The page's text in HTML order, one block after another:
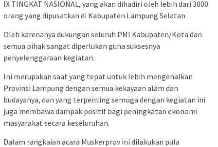
IX TINGKAT NASIONAL, yang akan dihadiri oleh lebih dari 3000
orang yang dipusatkan di Kabupaten Lampung Selatan.
Oleh karenanya dukungan seluruh PMI Kabupaten/Kota dan
semua pihak sangat diperlukan guna suksesnya
penyelenggaraan kegiatan.
Ini merupakan saat yang tepat untuk lebih mengenalkan
Provinsi Lampung dengan semua kekayaan alam dan
budayanya, dan yang terpenting semoga dengan kegiatan ini
juga membawa dampak positif bagi peningkatan ekonomi
masyarakat secara keseluruhan.
Dalam rangkaian acara Muskerprov ini dilakukan pula